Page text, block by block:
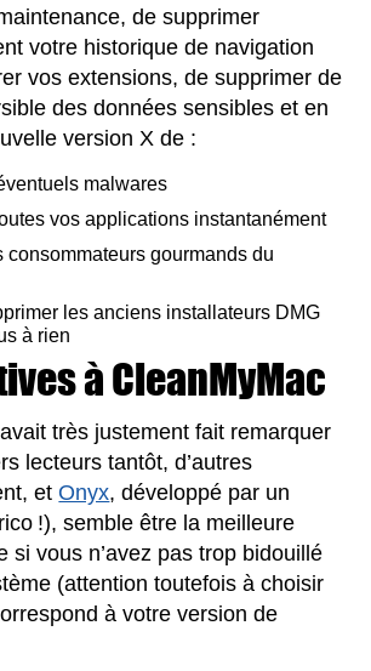
de supprimer
votre historique de navigation
vos extensions, de supprimer de
des données sensibles et en
version X de :
malwares
vos applications instantanément
consommateurs gourmands du
les anciens installateurs DMG
à rien
à CleanMyMac
très justement fait remarquer
lecteurs tantôt, d’autres
etOnyx, développé par un
!), semble être la meilleure
si vous n’avez pas trop bidouillé
(attention toutefois à choisir
à votre version de